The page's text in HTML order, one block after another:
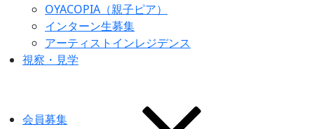
OYACOPIA（親子ピア）
インターン生募集
アーティストインレジデンス
視察・見学
会員募集